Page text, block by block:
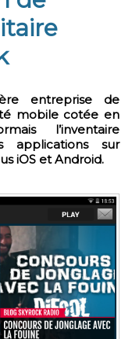
entreprise de
mobile cotée en
l’inventaire
applications sur
iOS et Android.